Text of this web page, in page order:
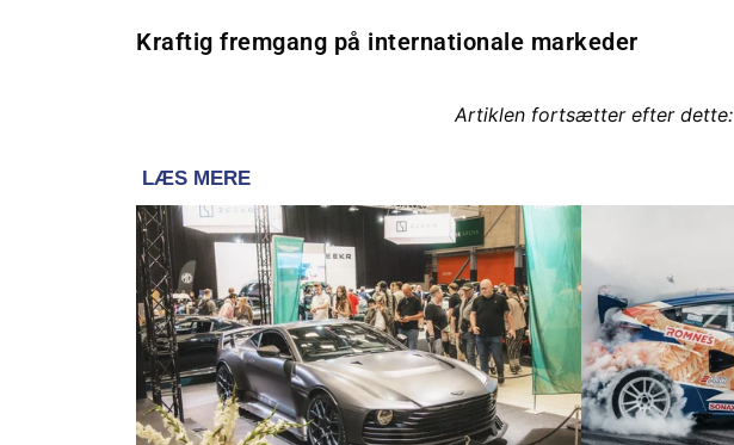
Kraftig fremgang på internationale markeder
Artiklen fortsætter efter dette: